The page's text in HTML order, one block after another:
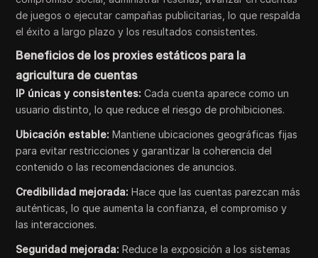
de juegos o ejecutar campañas publicitarias, lo que respalda
el éxito a largo plazo y los resultados consistentes.
Beneficios de los proxies estáticos para la
agricultura de cuentas
IP únicas y consistentes: Cada cuenta aparece como un
usuario distinto, lo que reduce el riesgo de prohibiciones.
Ubicación estable: Mantiene ubicaciones geográficas fijas
para evitar restricciones y garantizar la coherencia del
contenido o las recomendaciones de anuncios.
Credibilidad mejorada: Hace que las cuentas parezcan más
auténticas, lo que aumenta la confianza, el compromiso y
las interacciones.
Seguridad mejorada: Reduce la exposición a los sistemas